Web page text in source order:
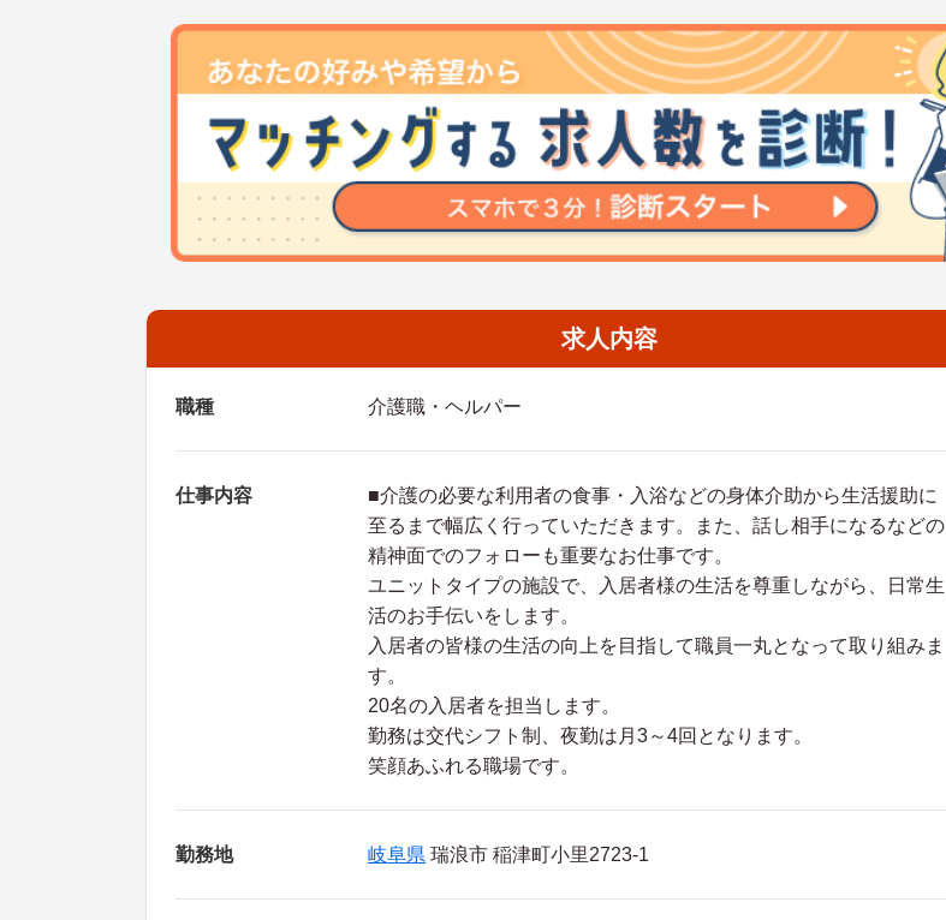
求人内容
職種 介護職・ヘルパー
仕事内容
■介護の必要な利用者の食事・入浴などの身体介助から生活援助に
至るまで幅広く行っていただきます。また、話し相手になるなどの
精神面でのフォローも重要なお仕事です。
ユニットタイプの施設で、入居者様の生活を尊重しながら、日常生
活のお手伝いをします。
入居者の皆様の生活の向上を目指して職員一丸となって取り組みま
す。
20名の入居者を担当します。
勤務は交代シフト制、夜勤は月3～4回となります。
笑顔あふれる職場です。
勤務地 岐阜県 瑞浪市 稲津町小里2723-1